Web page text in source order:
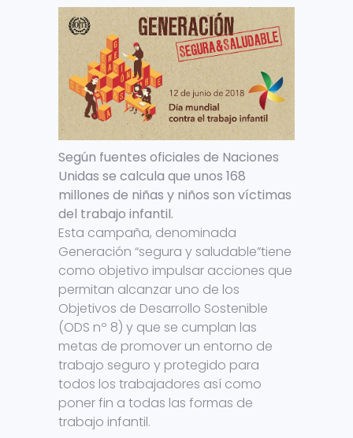
Según fuentes oficiales de Naciones
Unidas se calcula que unos 168
millones de niñas y niños son víctimas
del trabajo infantil.
Esta campaña, denominada
Generación “segura y saludable”tiene
como objetivo impulsar acciones que
permitan alcanzar uno de los
Objetivos de Desarrollo Sostenible
(ODS nº 8) y que se cumplan las
metas de promover un entorno de
trabajo seguro y protegido para
todos los trabajadores así como
poner fin a todas las formas de
trabajo infantil.